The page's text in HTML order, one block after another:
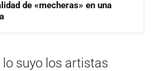
de «mecheras» en una
suyo los artistas